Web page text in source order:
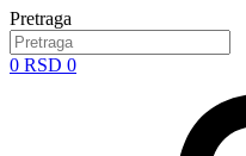
Pretraga
0 RSD 0